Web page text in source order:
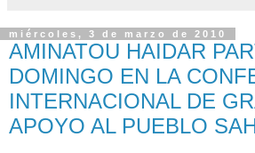
miércoles, 3 de marzo de 2010
AMINATOU HAIDAR
DOMINGO EN LA
INTERNACIONAL DE
APOYO AL PUEBLO